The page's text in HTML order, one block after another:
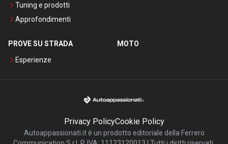
Tuning e prodotti
Approfondimenti
PROVE SU STRADA
Esperienze
MOTO
Privacy PolicyCookie Policy
Autoappassionati.it è un prodotto editoriale della Ferrero